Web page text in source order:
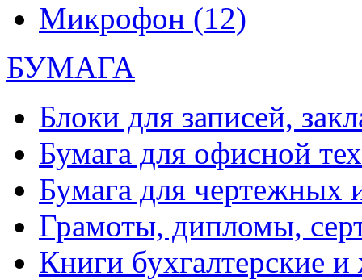
Микрофон (12)
БУМАГА
Блоки для записей,
Бумага для офисной
Бумага для чертежных
Грамоты, дипломы,
Книги бухгалтерские